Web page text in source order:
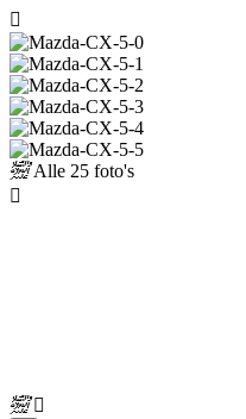
Alle 25 foto's